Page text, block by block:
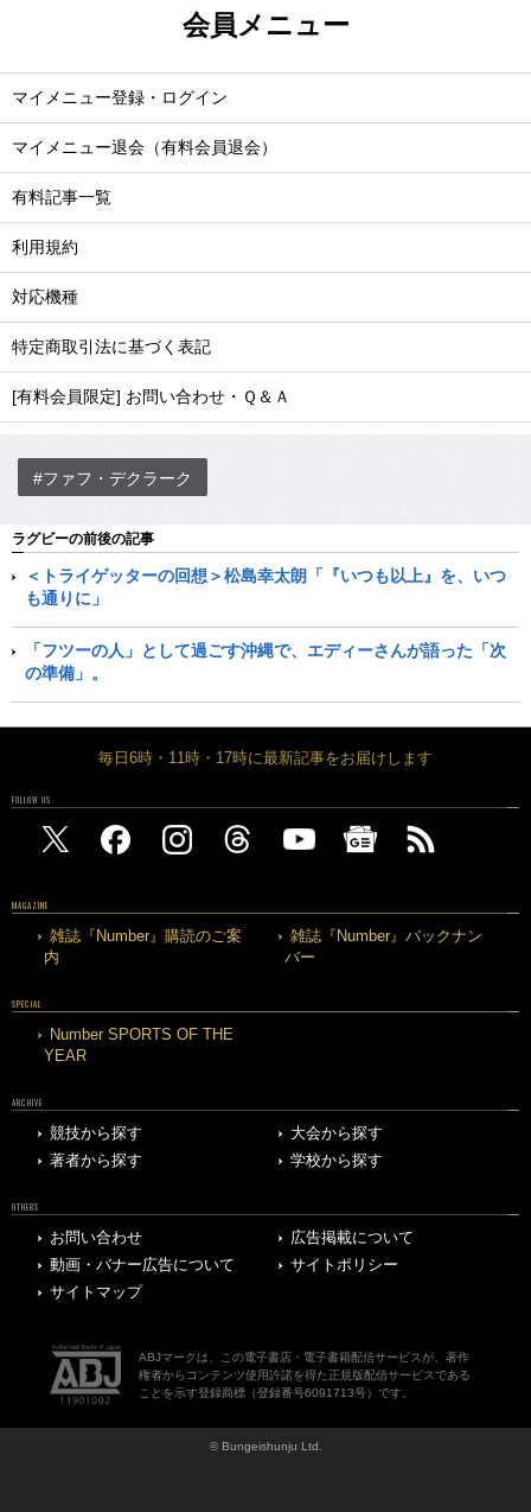
会員メニュー
マイメニュー登録・ログイン
マイメニュー退会（有料会員退会）
有料記事一覧
利用規約
対応機種
特定商取引法に基づく表記
[有料会員限定] お問い合わせ・Ｑ＆Ａ
#ファフ・デクラーク
ラグビーの前後の記事
＜トライゲッターの回想＞松島幸太朗「『いつも以上』を、いつ
も通りに」
「フツーの人」として過ごす沖縄で、エディーさんが語った「次
の準備」。
毎日6時・11時・17時に最新記事をお届けします
FOLLOW US
MAGAZINE
雑誌『Number』購読のご案
内
雑誌『Number』バックナン
バー
SPECIAL
Number SPORTS OF THE
YEAR
ARCHIVE
競技から探す
大会から探す
著者から探す
学校から探す
OTHERS
お問い合わせ
広告掲載について
動画・バナー広告について
サイトポリシー
サイトマップ
ABJマークは、この電子書店・電子書籍配信サービスが、著作
権者からコンテンツ使用許諾を得た正規版配信サービスである
ことを示す登録商標（登録番号6091713号）です。
© Bungeishunju Ltd.